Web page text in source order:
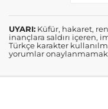
UYARI: Küfür, hakaret,
inançlara saldırı içeren,
Türkçe karakter
yorumlar